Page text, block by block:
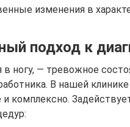
изменения в
подход к
ногу, — тревожное
В нашей
комплексно.